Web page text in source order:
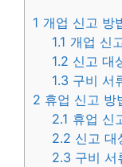
1 개업 신고 방
1.1 개업 신
1.2 신고 대
1.3 구비 서
2 휴업 신고 방
2.1 휴업 신
2.2 신고 대
2.3 구비 서